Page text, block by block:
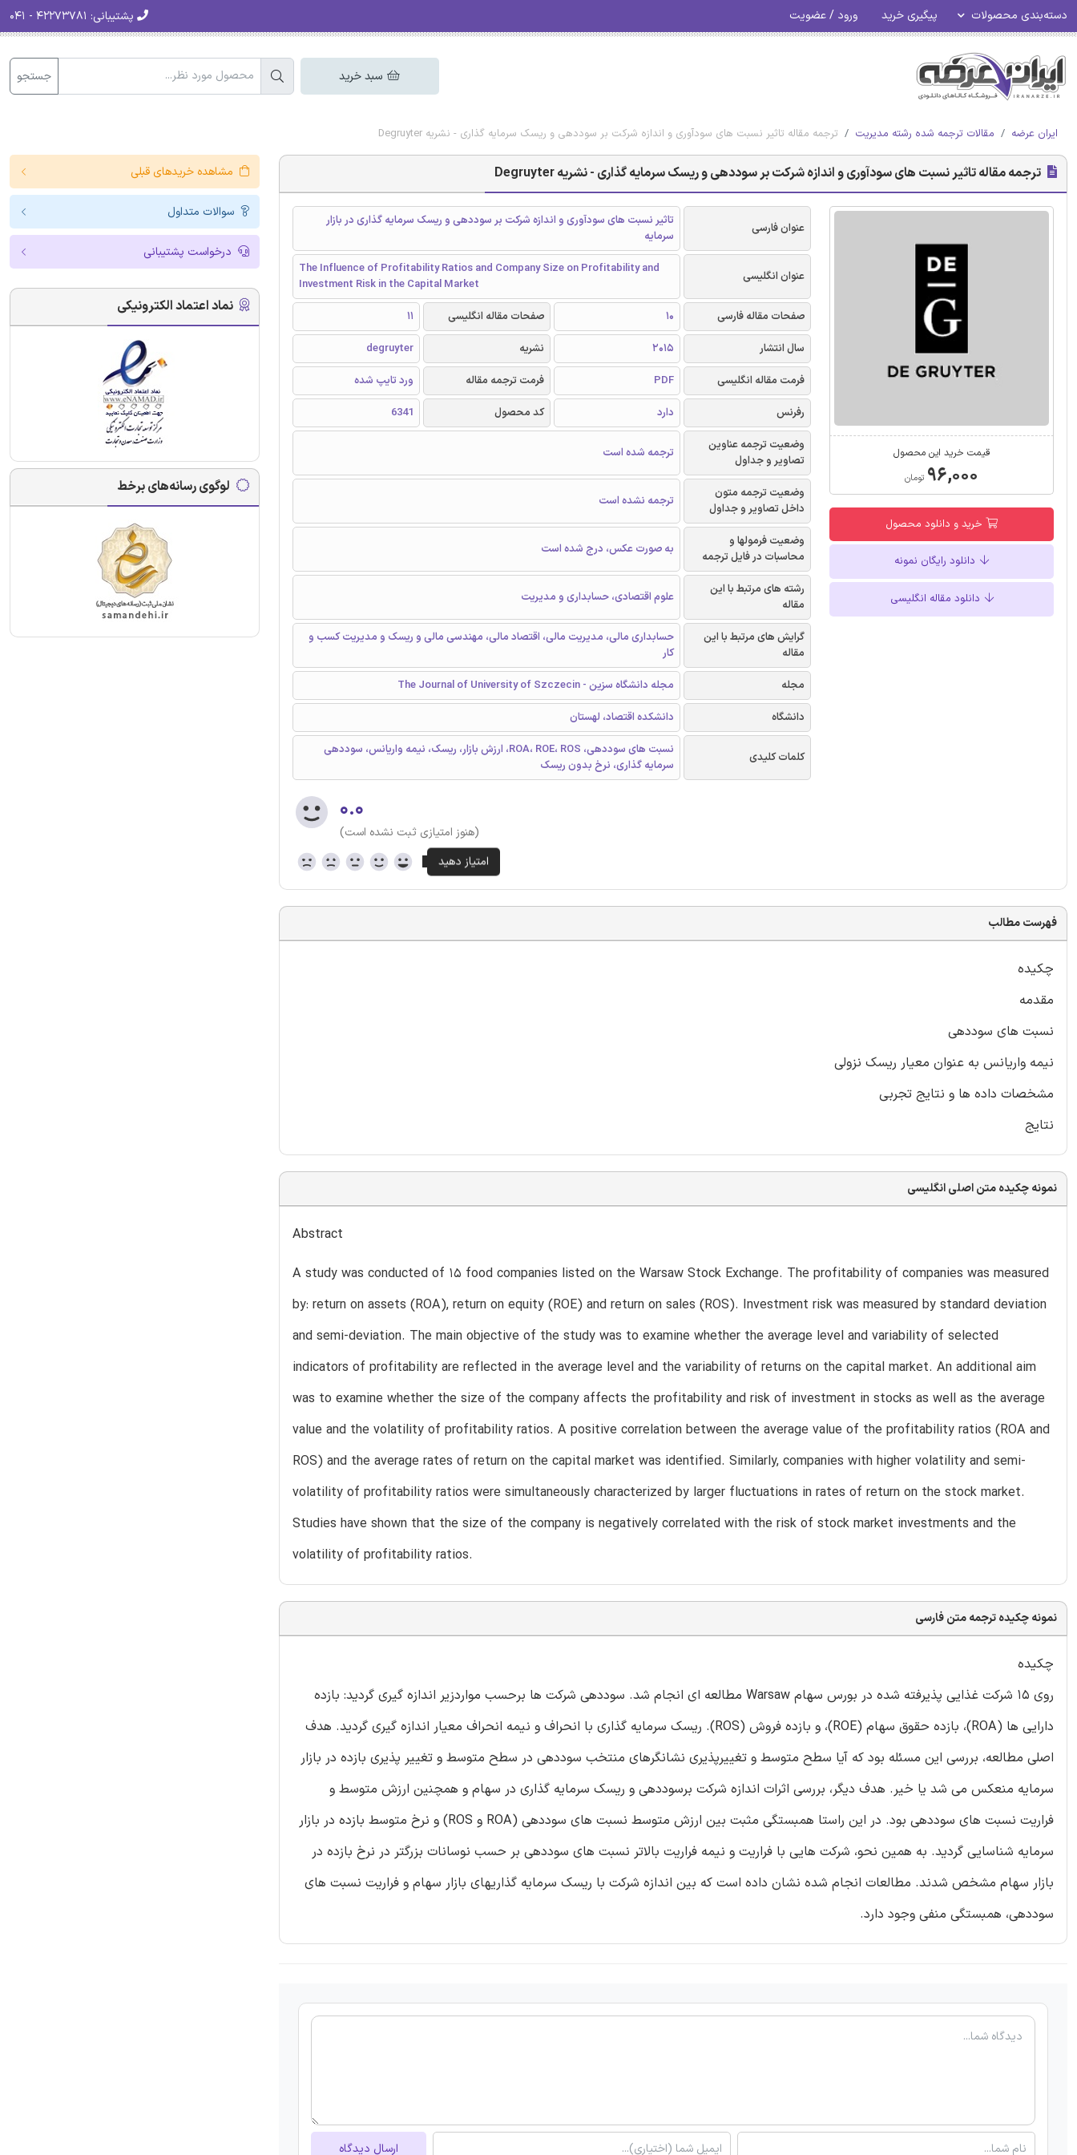
دسته‌بندی محصولات پیگیری خرید ورود / عضویت پشتیبانی:
سبد خرید جستجو
ایران عرضه مقالات ترجمه شده رشته مدیریت ترجمه مقاله تاثیر نسبت های سودآوری و اندازه شرکت بر سوددهی و ریسک سرمایه گذاری - نشریه Degruyter
ترجمه مقاله تاثیر نسبت های سودآوری و اندازه شرکت بر سوددهی و ریسک سرمایه گذاری - نشریه Degruyter
قیمت خرید این محصول
۹۶,۰۰۰ تومان
خرید و دانلود محصول
دانلود رایگان نمونه
دانلود مقاله انگلیسی
عنوان فارسی
تاثیر نسبت های سودآوری و اندازه شرکت بر سوددهی و ریسک سرمایه گذاری در بازار
سرمایه
عنوان انگلیسی
The Influence of Profitability Ratios and Company Size on Profitability and
Investment Risk in the Capital Market
صفحات مقاله فارسی
10 صفحات مقاله انگلیسی
11
سال انتشار
2015 نشریه
degruyter
فرمت مقاله انگلیسی
PDF فرمت ترجمه مقاله
ورد تایپ شده
رفرنس
دارد کد محصول
6341
وضعیت ترجمه عناوین
تصاویر و جداول
ترجمه شده است
وضعیت ترجمه متون
داخل تصاویر و جداول
ترجمه نشده است
وضعیت فرمولها و
محاسبات در فایل ترجمه
به صورت عکس، درج شده است
رشته های مرتبط با این
مقاله
علوم اقتصادی، حسابداری و مدیریت
گرایش های مرتبط با این
مقاله
حسابداری مالی، مدیریت مالی، اقتصاد مالی، مهندسی مالی و ریسک و مدیریت کسب و
کار
مجله
مجله دانشگاه سزین - The Journal of University of Szczecin
دانشگاه
دانشکده اقتصاد، لهستان
کلمات کلیدی
نسبت های سوددهی، ROA، ROE، ROS، ارزش بازار، ریسک، نیمه واریانس، سوددهی
سرمایه گذاری، نرخ بدون ریسک
۰.۰
(هنوز امتیازی ثبت نشده است)
فهرست مطالب
چکیده
مقدمه
نسبت های سوددهی
نیمه واریانس به عنوان معیار ریسک نزولی
مشخصات داده ها و نتایج تجربی
نتایج
نمونه چکیده متن اصلی انگلیسی
Abstract
A study was conducted of 15 food companies listed on the Warsaw Stock Exchange. The profitability of companies was measured
by: return on assets (ROA), return on equity (ROE) and return on sales (ROS). Investment risk was measured by standard deviation
and semi-deviation. The main objective of the study was to examine whether the average level and variability of selected
indicators of profitability are reflected in the average level and the variability of returns on the capital market. An additional aim
was to examine whether the size of the company affects the profitability and risk of investment in stocks as well as the average
value and the volatility of profitability ratios. A positive correlation between the average value of the profitability ratios (ROA and
ROS) and the average rates of return on the capital market was identified. Similarly, companies with higher volatility and semi-
volatility of profitability ratios were simultaneously characterized by larger fluctuations in rates of return on the stock market.
Studies have shown that the size of the company is negatively correlated with the risk of stock market investments and the
volatility of profitability ratios.
نمونه چکیده ترجمه متن فارسی
چکیده
روی 15 شرکت غذایی پذیرفته شده در بورس سهام Warsaw مطالعه ای انجام شد. سوددهی شرکت ها برحسب مواردزیر اندازه گیری گردید: بازده
دارایی ها (ROA)، بازده حقوق سهام (ROE)، و بازده فروش (ROS). ریسک سرمایه گذاری با انحراف و نیمه انحراف معیار اندازه گیری گردید. هدف
اصلی مطالعه، بررسی این مسئله بود که آیا سطح متوسط و تغییرپذیری نشانگرهای منتخب سوددهی در سطح متوسط و تغییر پذیری بازده در بازار
سرمایه منعکس می شد یا خیر. هدف دیگر، بررسی اثرات اندازه شرکت برسوددهی و ریسک سرمایه گذاری در سهام و همچنین ارزش متوسط و
فراریت نسبت های سوددهی بود. در این راستا همبستگی مثبت بین ارزش متوسط نسبت های سوددهی (ROA و ROS) و نرخ متوسط بازده در بازار
سرمایه شناسایی گردید. به همین نحو، شرکت هایی با فراریت و نیمه فراریت بالاتر نسبت های سوددهی بر حسب نوسانات بزرگتر در نرخ بازده در
بازار سهام مشخص شدند. مطالعات انجام شده نشان داده است که بین اندازه شرکت با ریسک سرمایه گذاریهای بازار سهام و فراریت نسبت های
سوددهی، همبستگی منفی وجود دارد.
ارسال دیدگاه
مشاهده خریدهای قبلی
سوالات متداول
درخواست پشتیبانی
نماد اعتماد الکترونیکی
لوگوی رسانه‌های برخط